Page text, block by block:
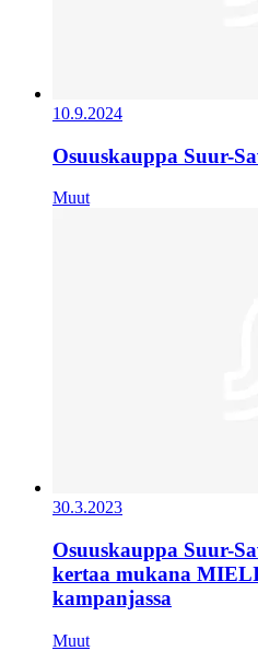
10.9.2024
Osuuskauppa Suur-
Muut
30.3.2023
Osuuskauppa Suur-
kertaa mukana
kampanjassa
Muut